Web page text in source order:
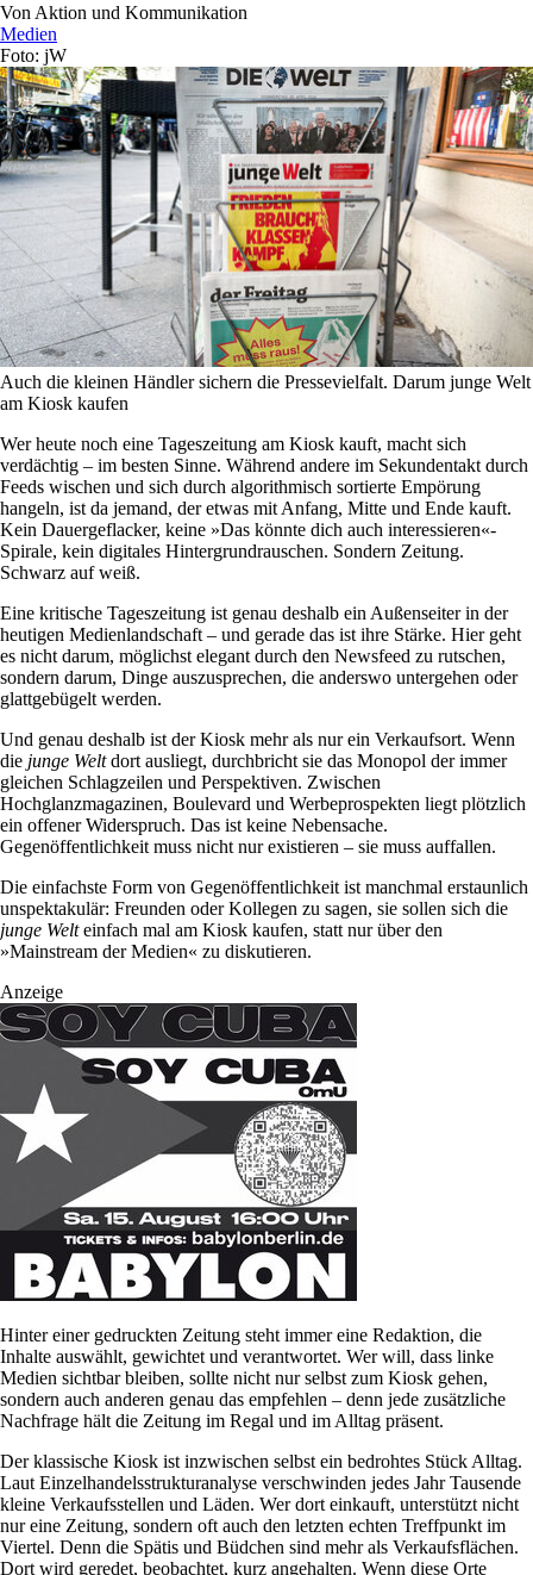
Von Aktion und Kommunikation
Medien
Foto: jW
Auch die kleinen Händler sichern die Pressevielfalt. Darum junge Welt
am Kiosk kaufen
Wer heute noch eine Tageszeitung am Kiosk kauft, macht sich
verdächtig – im besten Sinne. Während andere im Sekundentakt durch
Feeds wischen und sich durch algorithmisch sortierte Empörung
hangeln, ist da jemand, der etwas mit Anfang, Mitte und Ende kauft.
Kein Dauergeflacker, keine »Das könnte dich auch interessieren«-
Spirale, kein digitales Hintergrundrauschen. Sondern Zeitung.
Schwarz auf weiß.
Eine kritische Tageszeitung ist genau deshalb ein Außenseiter in der
heutigen Medienlandschaft – und gerade das ist ihre Stärke. Hier geht
es nicht darum, möglichst elegant durch den Newsfeed zu rutschen,
sondern darum, Dinge auszusprechen, die anderswo untergehen oder
glattgebügelt werden.
Und genau deshalb ist der Kiosk mehr als nur ein Verkaufsort. Wenn
die junge Weltdort ausliegt, durchbricht sie das Monopol der immer
gleichen Schlagzeilen und Perspektiven. Zwischen
Hochglanzmagazinen, Boulevard und Werbeprospekten liegt plötzlich
ein offener Widerspruch. Das ist keine Nebensache.
Gegenöffentlichkeit muss nicht nur existieren – sie muss auffallen.
Die einfachste Form von Gegenöffentlichkeit ist manchmal erstaunlich
unspektakulär: Freunden oder Kollegen zu sagen, sie sollen sich die
junge Welteinfach mal am Kiosk kaufen, statt nur über den
»Mainstream der Medien« zu diskutieren.
Anzeige
Hinter einer gedruckten Zeitung steht immer eine Redaktion, die
Inhalte auswählt, gewichtet und verantwortet. Wer will, dass linke
Medien sichtbar bleiben, sollte nicht nur selbst zum Kiosk gehen,
sondern auch anderen genau das empfehlen – denn jede zusätzliche
Nachfrage hält die Zeitung im Regal und im Alltag präsent.
Der klassische Kiosk ist inzwischen selbst ein bedrohtes Stück Alltag.
Laut Einzelhandelsstrukturanalyse verschwinden jedes Jahr Tausende
kleine Verkaufsstellen und Läden. Wer dort einkauft, unterstützt nicht
nur eine Zeitung, sondern oft auch den letzten echten Treffpunkt im
Viertel. Denn die Spätis und Büdchen sind mehr als Verkaufsflächen.
Dort wird geredet, beobachtet, kurz angehalten. Wenn diese Orte